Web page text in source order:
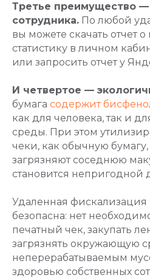
Третье преимущество
сотрудника. По любой
вы можете скачать отчет
статистику в личном
или запросить отчет у
И четвертое —
бумага содержит
как для человека, так и
среды. При этом
чеки, как обычную бумагу,
загрязняют соседнюю
становится непригодной
Удаленная фискализация
безопасна: нет
печатный чек, закупать
загрязнять окружающую
неперерабатываемым
здоровью собственных